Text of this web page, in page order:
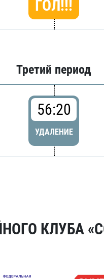
ГОЛ!!!
Третий период
56:20
УДАЛЕНИЕ
КЛУБА